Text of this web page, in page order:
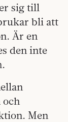
sig till
bli att
Är en
den inte
och
Men